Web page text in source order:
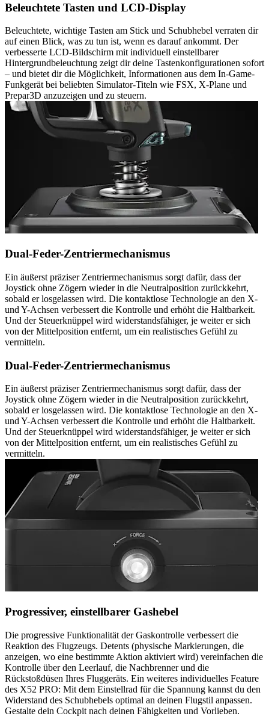
Beleuchtete Tasten und LCD-Display
Beleuchtete, wichtige Tasten am Stick und Schubhebel verraten dir
auf einen Blick, was zu tun ist, wenn es darauf ankommt. Der
verbesserte LCD-Bildschirm mit individuell einstellbarer
Hintergrundbeleuchtung zeigt dir deine Tastenkonfigurationen sofort
– und bietet dir die Möglichkeit, Informationen aus dem In-Game-
Funkgerät bei beliebten Simulator-Titeln wie FSX, X-Plane und
Prepar3D anzuzeigen und zu steuern.
Dual-Feder-Zentriermechanismus
Ein äußerst präziser Zentriermechanismus sorgt dafür, dass der
Joystick ohne Zögern wieder in die Neutralposition zurückkehrt,
sobald er losgelassen wird. Die kontaktlose Technologie an den X-
und Y-Achsen verbessert die Kontrolle und erhöht die Haltbarkeit.
Und der Steuerknüppel wird widerstandsfähiger, je weiter er sich
von der Mittelposition entfernt, um ein realistisches Gefühl zu
vermitteln.
Dual-Feder-Zentriermechanismus
Ein äußerst präziser Zentriermechanismus sorgt dafür, dass der
Joystick ohne Zögern wieder in die Neutralposition zurückkehrt,
sobald er losgelassen wird. Die kontaktlose Technologie an den X-
und Y-Achsen verbessert die Kontrolle und erhöht die Haltbarkeit.
Und der Steuerknüppel wird widerstandsfähiger, je weiter er sich
von der Mittelposition entfernt, um ein realistisches Gefühl zu
vermitteln.
Progressiver, einstellbarer Gashebel
Die progressive Funktionalität der Gaskontrolle verbessert die
Reaktion des Flugzeugs. Detents (physische Markierungen, die
anzeigen, wo eine bestimmte Aktion aktiviert wird) vereinfachen die
Kontrolle über den Leerlauf, die Nachbrenner und die
Rückstoßdüsen Ihres Fluggeräts. Ein weiteres individuelles Feature
des X52 PRO: Mit dem Einstellrad für die Spannung kannst du den
Widerstand des Schubhebels optimal an deinen Flugstil anpassen.
Gestalte dein Cockpit nach deinen Fähigkeiten und Vorlieben.